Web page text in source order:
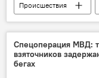
Происшествия
Спецоперация МВД:
взяточников
бегах